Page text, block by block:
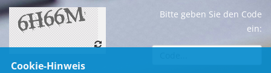
Bitte geben Sie den Code
ein:
Cookie-Hinweis